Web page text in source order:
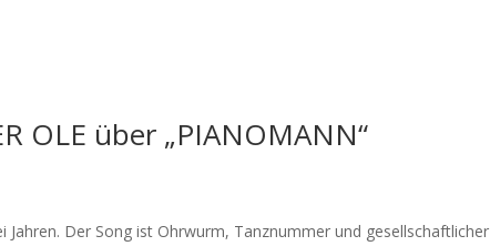
OLE über „PIANOMANN“
Der Song ist Ohrwurm, Tanznummer und gesellschaftlicher